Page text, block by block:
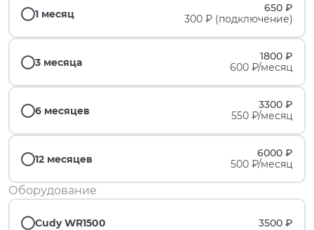
1 месяц
650 ₽
300 ₽ (подключение)
3 месяца
1800 ₽
600 ₽/месяц
6 месяцев
3300 ₽
550 ₽/месяц
12 месяцев
6000 ₽
500 ₽/месяц
Оборудование
Cudy WR1500 3500 ₽